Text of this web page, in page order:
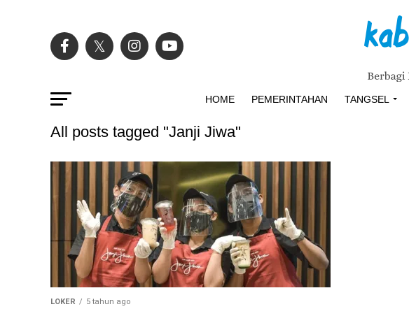
HOME PEMERINTAHAN TANGSEL
All posts tagged "Janji Jiwa"
LOKER 5 tahun ago